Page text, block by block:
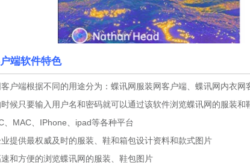
端软件特色
端根据不同的用途分为：蝶讯网服装网客户端、蝶讯网内衣网
只要输入用户名和密码就可以通过该软件浏览蝶讯网的服装和
MAC、IPhone、ipad等各种平台
供最权威及时的服装、鞋和箱包设计资料和款式图片
方便的浏览蝶讯网的服装、鞋包图片